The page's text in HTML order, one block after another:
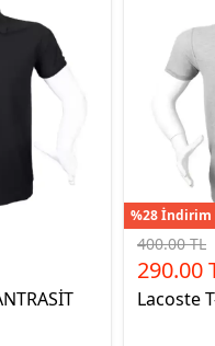
%28 İndirim
400.00 TL
290.00
Lacoste